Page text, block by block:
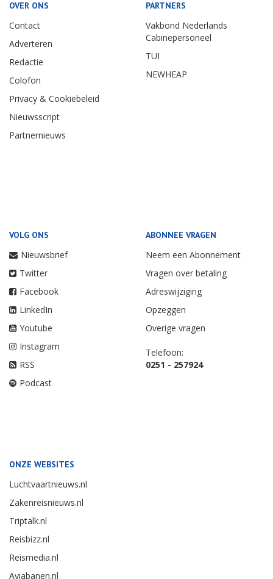
OVER ONS
Contact
Adverteren
Redactie
Colofon
Privacy & Cookiebeleid
Nieuwsscript
Partnernieuws
PARTNERS
Vakbond Nederlands
Cabinepersoneel
TUI
NEWHEAP
VOLG ONS
Nieuwsbrief
Twitter
Facebook
LinkedIn
Youtube
Instagram
RSS
Podcast
ABONNEE VRAGEN
Neem een Abonnement
Vragen over betaling
Adreswijziging
Opzeggen
Overige vragen
Telefoon:
0251 - 257924
ONZE WEBSITES
Luchtvaartnieuws.nl
Zakenreisnieuws.nl
Triptalk.nl
Reisbizz.nl
Reismedia.nl
Aviabanen.nl